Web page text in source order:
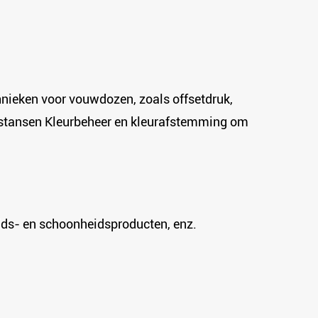
voor vouwdozen, zoals offsetdruk,
Kleurbeheer en kleurafstemming om
en schoonheidsproducten, enz.